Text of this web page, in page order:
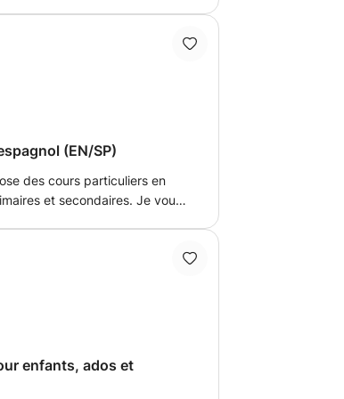
(EN/SP)
des cours particuliers en
et secondaires. Je vous
enfants, ados et